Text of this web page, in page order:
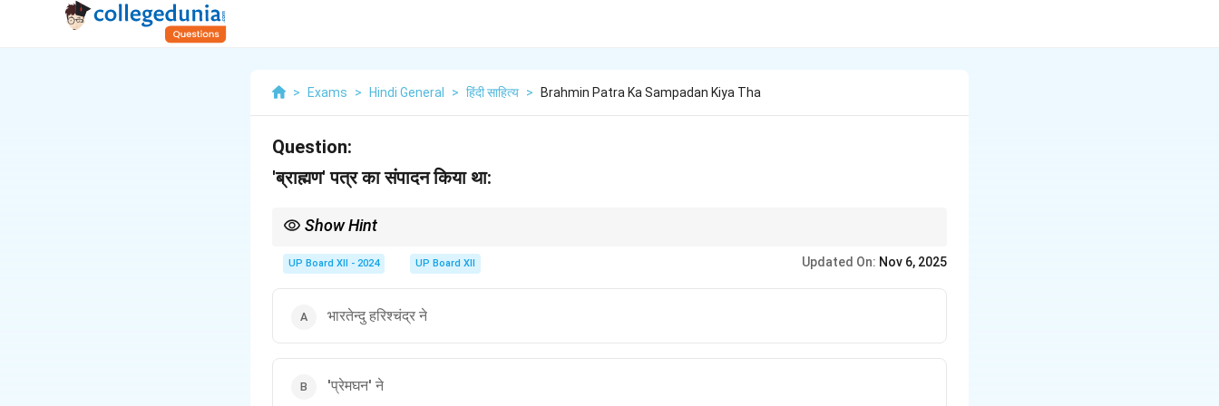
> Exams > Hindi General > हिंदी साहित्य > Brahmin Patra Ka Sampadan Kiya Tha
Question:
'ब्राह्मण' पत्र का संपादन किया था:
Show Hint
UP Board XII - 2024 UP Board XII Updated On: Nov 6, 2025
भारतेन्दु हरिश्चंद्र ने
'प्रेमघन' ने